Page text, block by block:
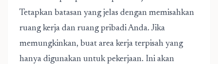
Tetapkan batasan yang jelas dengan memisahkan
ruang kerja dan ruang pribadi Anda. Jika
memungkinkan, buat area kerja terpisah yang
hanya digunakan untuk pekerjaan. Ini akan